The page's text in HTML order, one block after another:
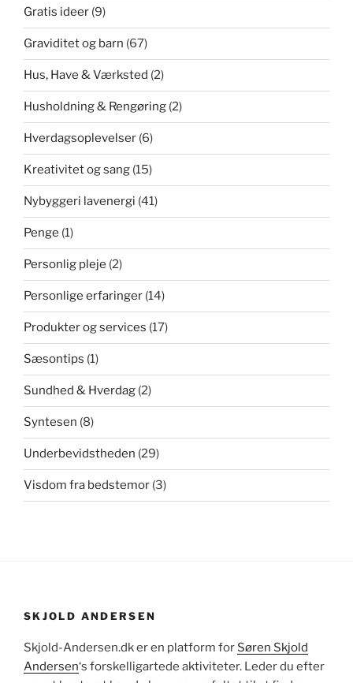
Gratis ideer (9)
Graviditet og barn (67)
Hus, Have & Værksted (2)
Husholdning & Rengøring (2)
Hverdagsoplevelser (6)
Kreativitet og sang (15)
Nybyggeri lavenergi (41)
Penge (1)
Personlig pleje (2)
Personlige erfaringer (14)
Produkter og services (17)
Sæsontips (1)
Sundhed & Hverdag (2)
Syntesen (8)
Underbevidstheden (29)
Visdom fra bedstemor (3)
SKJOLD ANDERSEN
Skjold-Andersen.dk er en platform for Søren Skjold
Andersen‘s forskelligartede aktiviteter. Leder du efter